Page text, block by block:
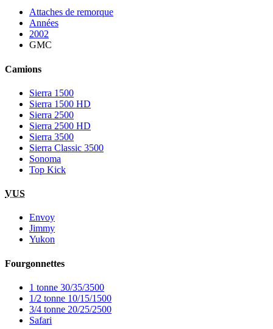
Attaches de remorque
Années
2002
GMC
Camions
Sierra 1500
Sierra 1500 HD
Sierra 2500
Sierra 2500 HD
Sierra 3500
Sierra Classic 3500
Sonoma
Top Kick
VUS
Envoy
Jimmy
Yukon
Fourgonnettes
1 tonne 30/35/3500
1/2 tonne 10/15/1500
3/4 tonne 20/25/2500
Safari